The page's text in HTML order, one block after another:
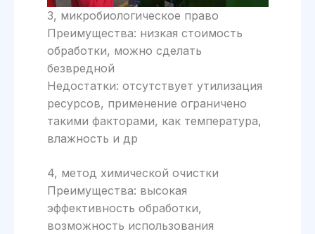
3, микробиологическое право
Преимущества: низкая стоимость
обработки, можно сделать
безвредной
Недостатки: отсутствует утилизация
ресурсов, применение ограничено
такими факторами, как температура,
влажность и др
4, метод химической очистки
Преимущества: высокая
эффективность обработки,
возможность использования